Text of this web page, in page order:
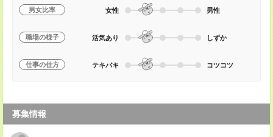
男女比率 女性 男性
職場の様子 活気あり しずか
仕事の仕方 テキパキ コツコツ
募集情報